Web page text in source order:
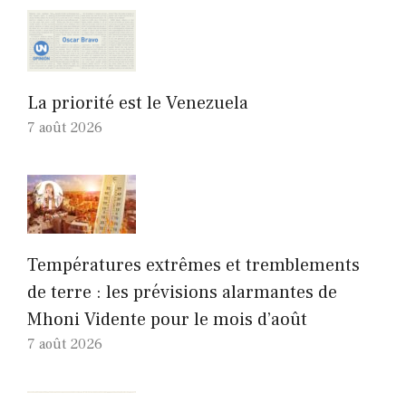
La priorité est le Venezuela
7 août 2026
Températures extrêmes et tremblements
de terre : les prévisions alarmantes de
Mhoni Vidente pour le mois d’août
7 août 2026